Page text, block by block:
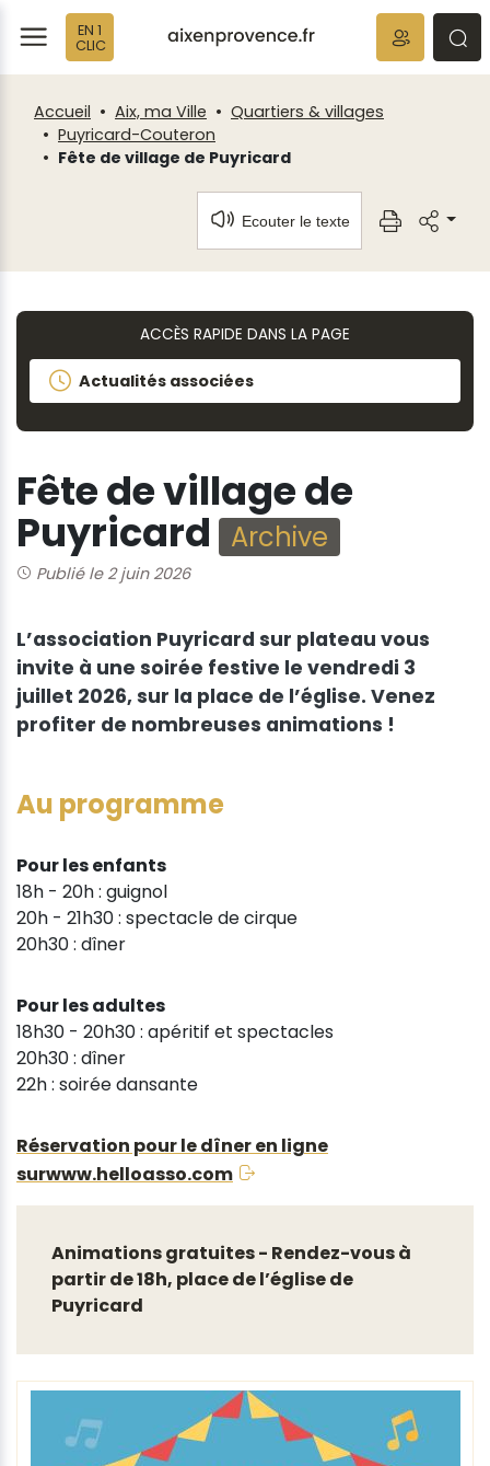
EN 1
CLIC
Accueil Aix, ma Ville
Quartiers & villages
Puyricard-Couteron
Fête de village de Puyricard
Ecouter le texte
ACCÈS RAPIDE DANS LA PAGE
Actualités associées
Fête de village de
Puyricard Archive
Publié le 2 juin 2026
L’association Puyricard sur plateau vous
invite à une soirée festive le vendredi 3
juillet 2026, sur la place de l’église. Venez
profiter de nombreuses animations !
Au programme
Pour les enfants
18h - 20h : guignol
20h - 21h30 : spectacle de cirque
20h30 : dîner
Pour les adultes
18h30 - 20h30 : apéritif et spectacles
20h30 : dîner
22h : soirée dansante
Réservation pour le dîner en ligne
surwww.helloasso.com
Animations gratuites - Rendez-vous à
partir de 18h, place de l’église de
Puyricard
Fenêtre
de
chat
Panneau de gestion des cookies